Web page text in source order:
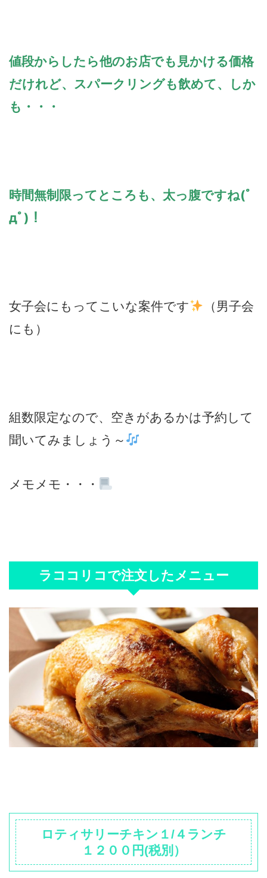
値段からしたら他のお店でも見かける価格
だけれど、スパークリングも飲めて、しか
も・・・
時間無制限ってところも、太っ腹ですね(ﾟ
дﾟ)！
女子会にもってこいな案件です
（男子会
にも）
組数限定なので、空きがあるかは予約して
聞いてみましょう～
メモメモ・・・
ラココリコで注文したメニュー
ロティサリーチキン１/４ランチ
１２００円(税別）